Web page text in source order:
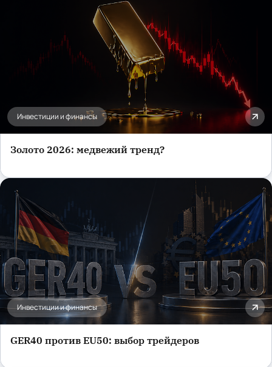
Инвестиции и финансы
Золото 2026: медвежий тренд?
Инвестиции и финансы
GER40 против EU50: выбор трейдеров